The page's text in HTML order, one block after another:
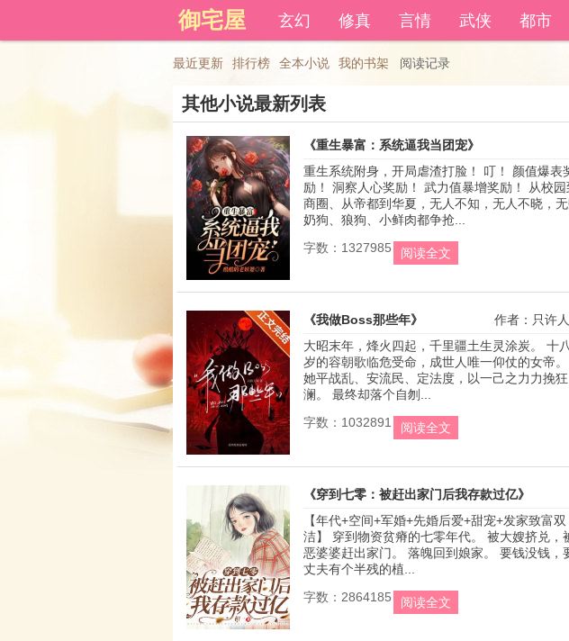
御宅屋 玄幻 修真 言情 武侠 都市
登录后可以拥有藏书和下载书籍功能。
最近更新
排行榜 全本小说 我的书架 阅读记录
其他小说最新列表
《重生暴富：系统逼我当团宠》
作者：酷酷的老妖
重生系统附身，开局虐渣打脸！ 叮！ 颜值爆表
励！ 洞察人心奖励！ 武力值暴增奖励！ 从校园
商圈、从帝都到华夏，无人不知，无人不晓，
奶狗、狼狗、小鲜肉都争抢...
字数：1327985
阅读全文
《我做Boss那些年》
作者：只许
大昭末年，烽火四起，千里疆土生灵涂炭。 十八
岁的容朝歌临危受命，成世人唯一仰仗的女帝。
她平战乱、安流民、定法度，以一己之力力挽狂
澜。 最终却落个自刎...
字数：1032891
阅读全文
《穿到七零：被赶出家门后我存款过亿》
作者：积
【年代+空间+军婚+先婚后爱+甜宠+发家致富双
洁】 穿到物资贫瘠的七零年代。 被大嫂挤兑，
恶婆婆赶出家门。 落魄回到娘家。 要钱没钱，
丈夫有个半残的植...
字数：2864185
阅读全文